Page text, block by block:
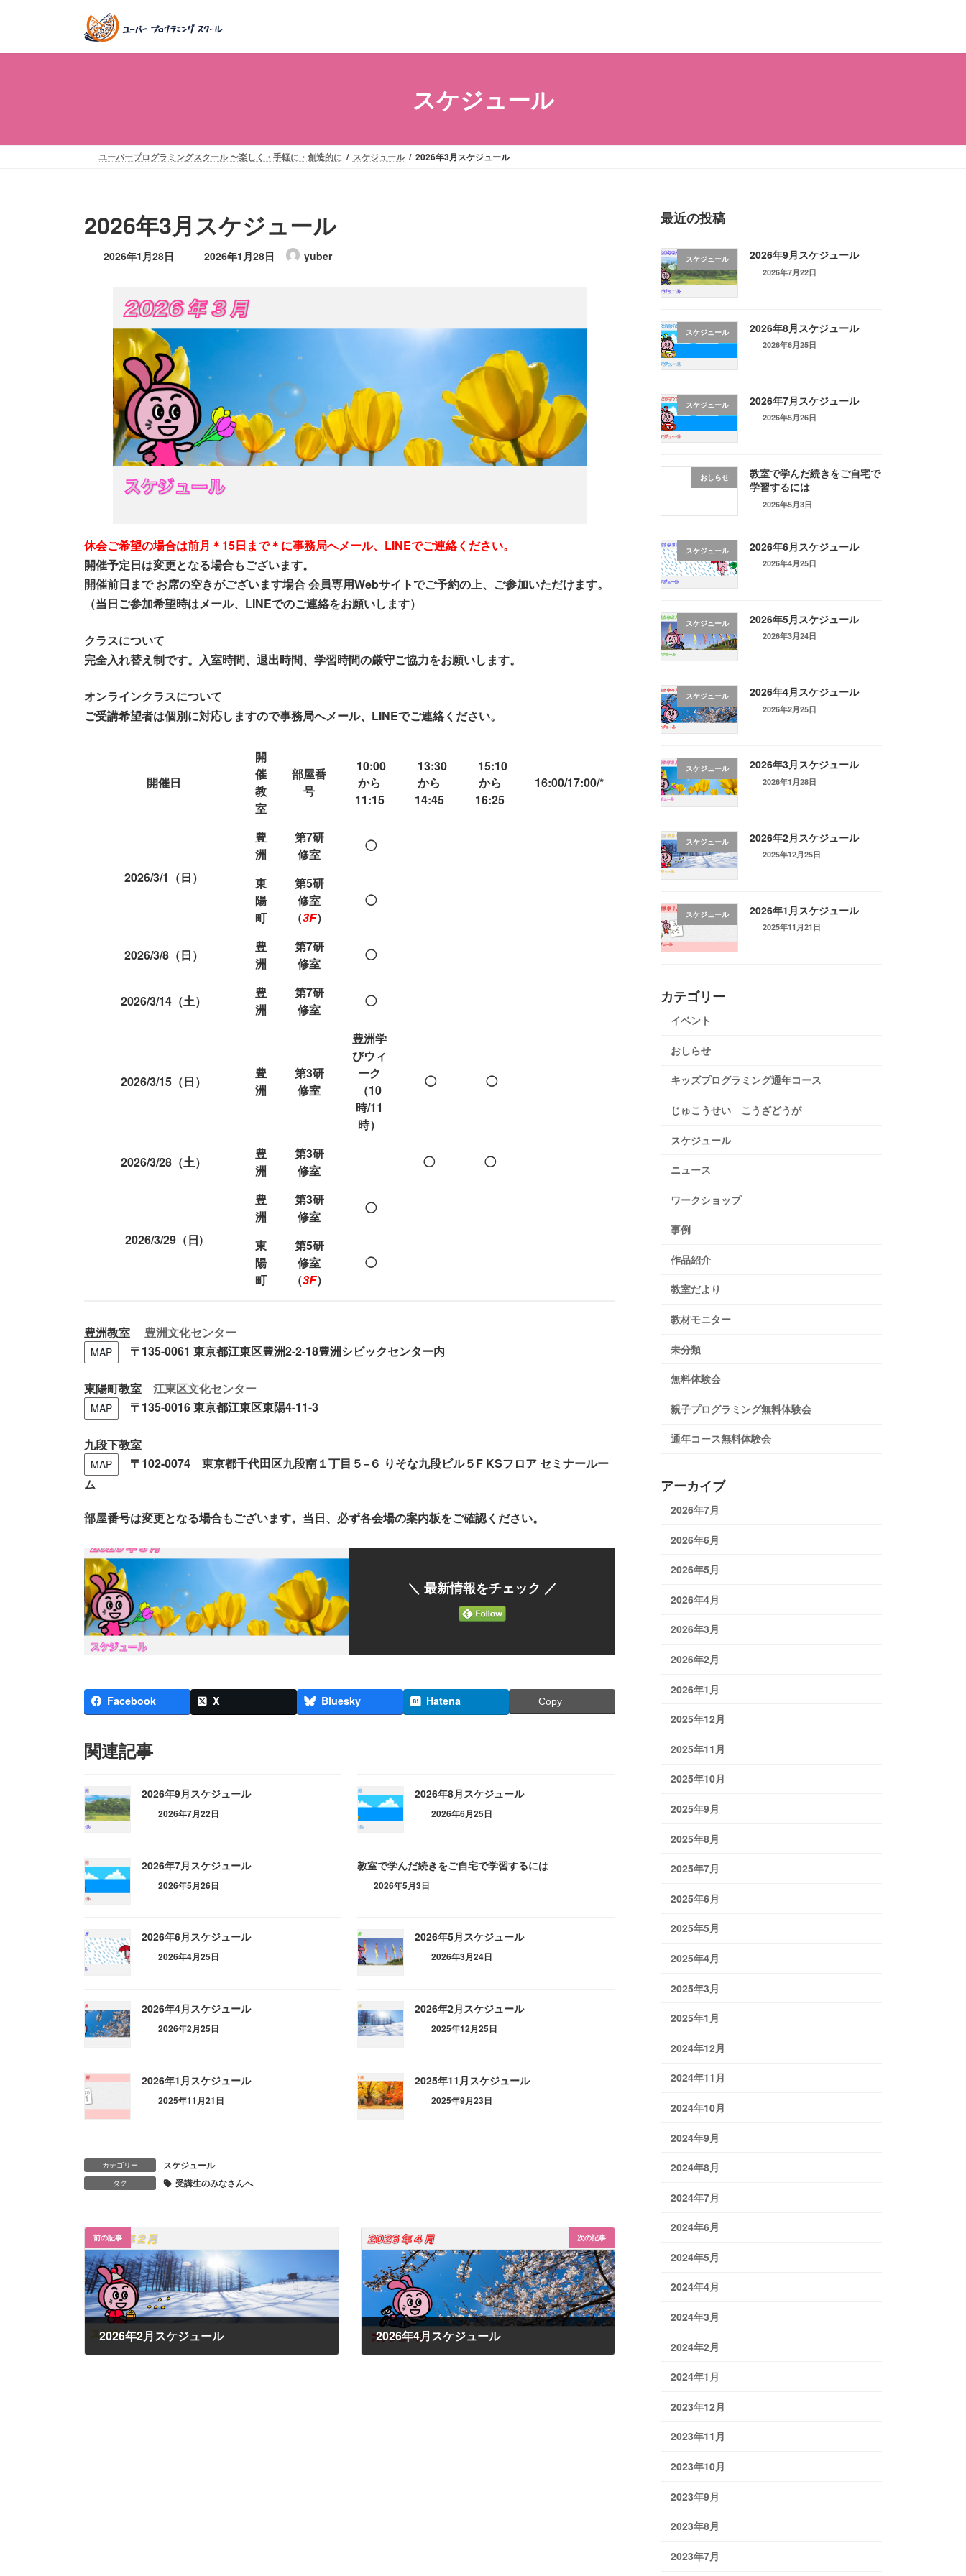
ッ
移
スケジュール
ユーバープログラミングスクール 〜楽しく・手軽に・創造的に スケジュール 2026年3月スケジュール
2026年3月スケジュール
2026年1月28日
最
新
日
時
2026年1月28日 yuber
休会ご希望の場合は前月＊15日まで＊に事務局へメール、LINEでご連絡ください。
開催予定日は変更となる場合もございます。
開催前日までお席の空きがございます場合 会員専用Webサイトでご予約の上、ご参加いただけます。
（当日ご参加希望時はメール、LINEでのご連絡をお願いします）
クラスについて
完全入れ替え制です。入室時間、退出時間、学習時間の厳守ご協力をお願いします。
オンラインクラスについて
ご受講希望者は個別に対応しますので事務局へメール、LINEでご連絡ください。
開催日
開
催
教
室
部屋番
号
10:00
から
11:15
13:30
から
14:45
15:10
から
16:25
16:00/17:00/*
2026/3/1（日）
豊
洲
第7研
修室
◯
東
陽
町
第5研
修室
（3F）
◯
2026/3/8（日）
豊
洲
第7研
修室
◯
2026/3/14（土）
豊
洲
第7研
修室
◯
2026/3/15（日）
豊
洲
第3研
修室
豊洲学
びウィ
ーク
（10
時/11
時）
◯ ◯
2026/3/28（土）
豊
洲
第3研
修室
◯ ◯
2026/3/29（日)
豊
洲
第3研
修室
◯
東
陽
町
第5研
修室
（3F）
◯
豊洲教室 豊洲文化センター
MAP 〒135-0061 東京都江東区豊洲2-2-18豊洲シビックセンター内
東陽町教室 江東区文化センター
MAP 〒135-0016 東京都江東区東陽4-11-3
九段下教室
MAP
〒102-0074 東京都千代田区九段南１丁目５−６ りそな九段ビル５F KSフロア セミナールー
ム
部屋番号は変更となる場合もございます。当日、必ず各会場の案内板をご確認ください。
＼ 最新情報をチェック ／
Facebook X Bluesky Hatena Copy
関連記事
2026年9月スケジュール
2026年7月22日
2026年8月スケジュール
2026年6月25日
2026年7月スケジュール
2026年5月26日
教室で学んだ続きをご自宅で学習するには
2026年5月3日
2026年6月スケジュール
2026年4月25日
2026年5月スケジュール
2026年3月24日
2026年4月スケジュール
2026年2月25日
2026年2月スケジュール
2025年12月25日
2026年1月スケジュール
2025年11月21日
2025年11月スケジュール
2025年9月23日
カテゴリー スケジュール
タグ 受講生のみなさんへ
前の記事
2026年2月スケジュール
次の記事
2026年4月スケジュール
最近の投稿
スケジュール 2026年9月スケジュール
2026年7月22日
スケジュール 2026年8月スケジュール
2026年6月25日
スケジュール 2026年7月スケジュール
2026年5月26日
おしらせ
教室で学んだ続きをご自宅で
学習するには
2026年5月3日
スケジュール 2026年6月スケジュール
2026年4月25日
スケジュール 2026年5月スケジュール
2026年3月24日
スケジュール 2026年4月スケジュール
2026年2月25日
スケジュール 2026年3月スケジュール
2026年1月28日
スケジュール 2026年2月スケジュール
2025年12月25日
スケジュール 2026年1月スケジュール
2025年11月21日
カテゴリー
イベント
おしらせ
キッズプログラミング通年コース
じゅこうせい こうざどうが
スケジュール
ニュース
ワークショップ
事例
作品紹介
教室だより
教材モニター
未分類
無料体験会
親子プログラミング無料体験会
通年コース無料体験会
アーカイブ
2026年7月
2026年6月
2026年5月
2026年4月
2026年3月
2026年2月
2026年1月
2025年12月
2025年11月
2025年10月
2025年9月
2025年8月
2025年7月
2025年6月
2025年5月
2025年4月
2025年3月
2025年1月
2024年12月
2024年11月
2024年10月
2024年9月
2024年8月
2024年7月
2024年6月
2024年5月
2024年4月
2024年3月
2024年2月
2024年1月
2023年12月
2023年11月
2023年10月
2023年9月
2023年8月
2023年7月